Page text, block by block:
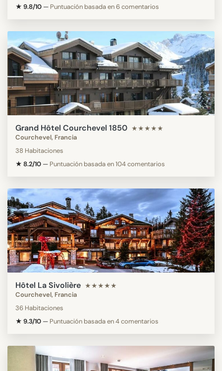
★ 9.8/10 — Puntuación basada en 6 comentarios
Grand Hôtel Courchevel 1850 ★★★★★
Courchevel, Francia
38 Habitaciones
★ 8.2/10 — Puntuación basada en 104 comentarios
Hôtel La Sivolière ★★★★★
Courchevel, Francia
36 Habitaciones
★ 9.3/10 — Puntuación basada en 4 comentarios